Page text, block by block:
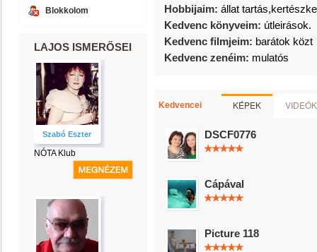
Blokkolom
LAJOS ISMERŐSEI
Szabó Eszter
NÓTA Klub
Hobbijaim: állat
Kedvenc könyveim: útleirások.
Kedvenc filmjeim: barátok közt
Kedvenc zenéim: mulatós
Kedvencei KÉPEK VIDEÓK
DSCF0776
Cápával
Picture 118